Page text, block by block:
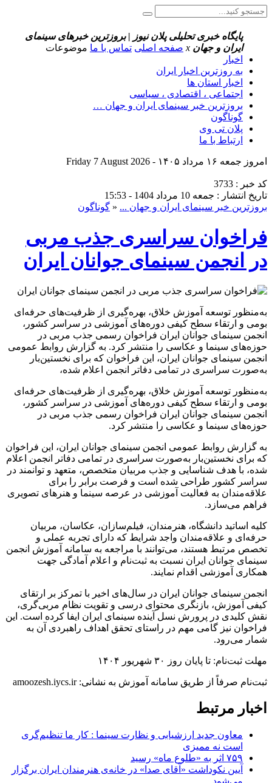
پایگاه خبری تحلیلی پلان نیوز | بروزترین خبرهای سینمای
ایران و جهان x صفحه اصلی تماس با ما موضوعات
اخبار
به روزترین اخبار ایران
اخبار استان ها
اجتماعی ، اقتصادی ، سیاسی
بروزترین خبر سینمای ایران و جهان …
گوناگون
پلان تی وی
ارتباط با ما
امروز جمعه ۱۶ مرداد ۱۴۰۵ - Friday 7 August 2026
کد خبر : 3733
تاریخ انتشار : جمعه 10 مرداد 1404 - 15:53
بروزترین خبر سینمای ایران و جهان ... « گوناگون
فراخوان سراسری جذب مربی
در انجمن سینمای جوانان ایران
به‌منظور توسعه آموزش خلاق، بهره‌گیری از ظرفیت‌های حرفه‌ای
بومی و ارتقاء سطح کیفی دوره‌های آموزشی در سراسر کشور،
انجمن سینمای جوانان ایران فراخوان رسمی جذب مربی در
حوزه‌های سینما و عکاسی را منتشر کرد. به گزارش روابط عمومی
انجمن سینمای جوانان ایران، این فراخوان که برای نخستین‌بار
به‌صورت سراسری در تمامی دفاتر انجمن اعلام شده،
به‌منظور توسعه آموزش خلاق، بهره‌گیری از ظرفیت‌های حرفه‌ای
بومی و ارتقاء سطح کیفی دوره‌های آموزشی در سراسر کشور،
انجمن سینمای جوانان ایران فراخوان رسمی جذب مربی در
حوزه‌های سینما و عکاسی را منتشر کرد.
به گزارش روابط عمومی انجمن سینمای جوانان ایران، این فراخوان
که برای نخستین‌بار به‌صورت سراسری در تمامی دفاتر انجمن اعلام
شده، با هدف شناسایی و جذب مربیان متخصص، متعهد و توانمند در
سراسر کشور طراحی شده است و فرصت برابر را برای
علاقه‌مندان به فعالیت آموزشی در عرصه سینما و هنرهای تصویری
فراهم می‌سازد.
کلیه اساتید دانشگاه، هنرمندان، فیلم‌سازان، عکاسان، مربیان
حرفه‌ای و علاقه‌مندان واجد شرایط که دارای تجربه عملی و
تخصص مرتبط هستند، می‌توانند با مراجعه به سامانه آموزش انجمن
سینمای جوانان ایران نسبت به ثبت‌نام و اعلام آمادگی جهت
همکاری آموزشی اقدام نمایند.
انجمن سینمای جوانان ایران در سال‌های اخیر با تمرکز بر ارتقای
کیفی آموزش، بازنگری محتوای درسی و تقویت نظام مربی‌گری،
نقش کلیدی در پرورش نسل آینده سینمای ایران ایفا کرده است. این
فراخوان نیز گامی مهم در راستای تحقق اهداف راهبردی آن به
شمار می‌رود.
مهلت ثبت‌نام: تا پایان روز ۳۰ شهریور ۱۴۰۴
ثبت‌نام صرفاً از طریق سامانه آموزش به نشانی: amoozesh.iycs.ir
اخبار مرتبط
معاون جدید ارزشیابی و نظارت سینما : کار ما تنظیم‌گری
است نه ممیزی
۷۵۹ اثر به «طلوع ماه» رسید
آیین نکوداشت «آقای صدا» در خانه‌ی هنرمندان ایران برگزار